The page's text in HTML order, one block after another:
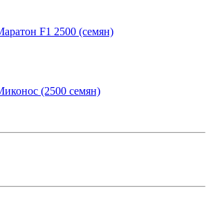
F1 2500 (семян)
(2500 семян)